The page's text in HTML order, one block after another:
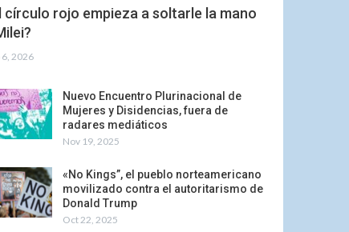
círculo rojo empieza a soltarle la mano
6, 2026
Nuevo Encuentro Plurinacional de
Mujeres y Disidencias, fuera de
radares mediáticos
Nov 19, 2025
«No Kings”, el pueblo norteamericano
movilizado contra el autoritarismo de
Donald Trump
Oct 22, 2025